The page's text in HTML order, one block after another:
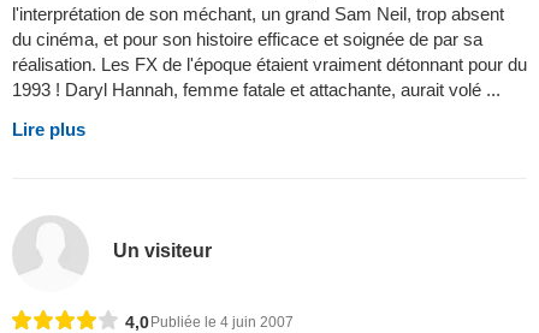
l'interprétation de son méchant, un grand Sam Neil, trop absent
du cinéma, et pour son histoire efficace et soignée de par sa
réalisation. Les FX de l'époque étaient vraiment détonnant pour du
1993 ! Daryl Hannah, femme fatale et attachante, aurait volé ...
Lire plus
Un visiteur
4,0 Publiée le 4 juin 2007